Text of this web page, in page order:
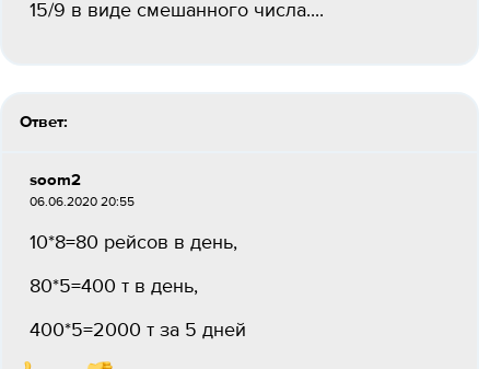
15/9 в виде смешанного числа....
Ответ:
soom2
06.06.2020 20:55
10*8=80 рейсов в день,
80*5=400 т в день,
400*5=2000 т за 5 дней